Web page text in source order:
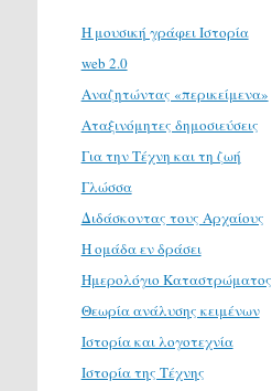
H μουσική γράφει Ιστορία
web 2.0
Αναζητώντας «περικείμενα»
Αταξινόμητες δημοσιεύσεις
Για την Τέχνη και τη ζωή
Γλώσσα
Διδάσκοντας τους Αρχαίους
Η ομάδα εν δράσει
Ημερολόγιο Καταστρώματος
Θεωρία ανάλυσης κειμένων
Ιστορία και λογοτεχνία
Ιστορία της Τέχνης